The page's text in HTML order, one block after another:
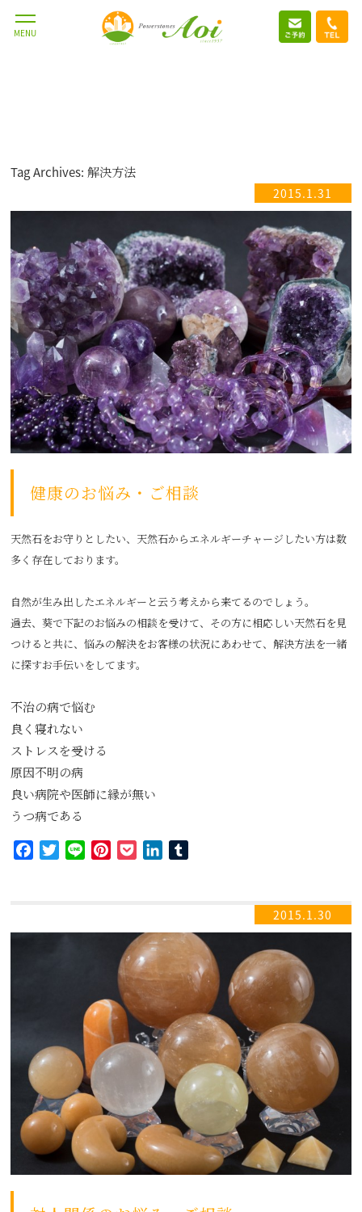
MENU
Tag Archives: 解決方法
2015.1.31
健康のお悩み・ご相談
天然石をお守りとしたい、天然石からエネルギーチャージしたい方は数
多く存在しております。
自然が生み出したエネルギーと云う考えから来てるのでしょう。
過去、葵で下記のお悩みの相談を受けて、その方に相応しい天然石を見
つけると共に、悩みの解決をお客様の状況にあわせて、解決方法を一緒
に探すお手伝いをしてます。
不治の病で悩む
良く寝れない
ストレスを受ける
原因不明の病
良い病院や医師に縁が無い
うつ病である
FacebookTwitterLine PinterestPocketLinkedIn
2015.1.30